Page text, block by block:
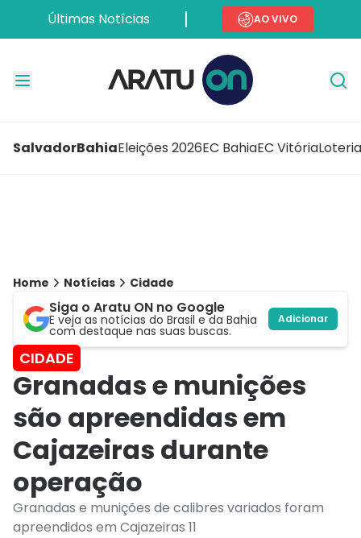
Últimas Notícias AO VIVO
SalvadorBahiaEleições 2026EC BahiaEC Vitória
Home Notícias Cidade
Siga o Aratu ON no Google
E veja as notícias do Brasil e da Bahia
com destaque nas suas buscas.
Adicionar
CIDADE
Granadas e munições
são apreendidas em
Cajazeiras durante
operação
Granadas e munições de calibres variados foram
apreendidos em Cajazeiras 11